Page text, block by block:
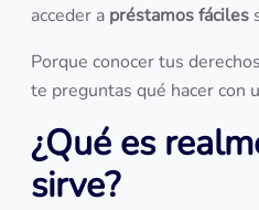
acceder a préstamos fáciles
Porque conocer tus
te preguntas qué hacer con
¿Qué es
sirve?